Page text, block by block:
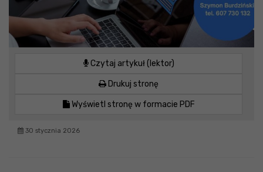
Czytaj artykuł (lektor)
Drukuj stronę
Wyświetl stronę w formacie PDF
30 stycznia 2026